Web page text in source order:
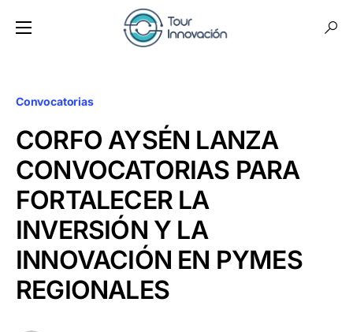
Convocatorias
CORFO AYSÉN LANZA
CONVOCATORIAS PARA
FORTALECER LA
INVERSIÓN Y LA
INNOVACIÓN EN PYMES
REGIONALES